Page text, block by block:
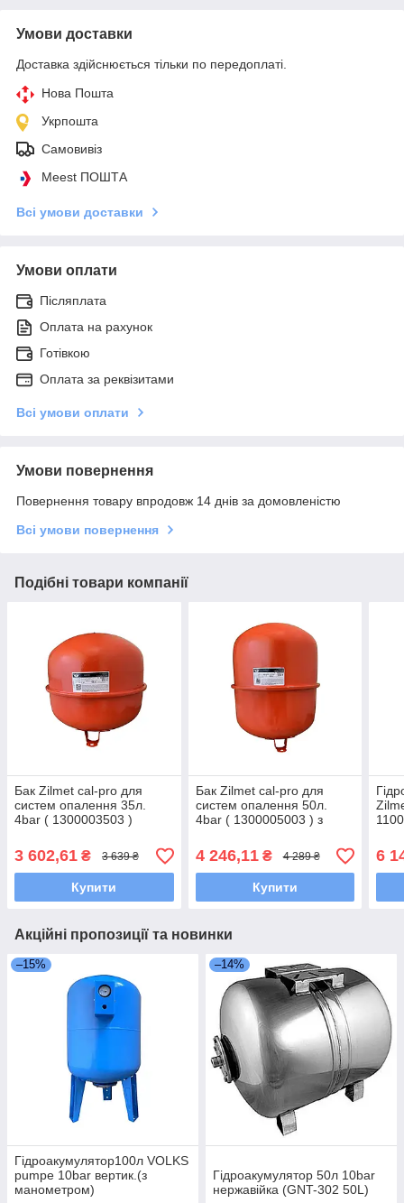
Умови доставки
Доставка здійснюється тільки по передоплаті.
Нова Пошта
Укрпошта
Самовивіз
Meest ПОШТА
Всі умови доставки
Умови оплати
Післяплата
Оплата на рахунок
Готівкою
Оплата за реквізитами
Всі умови оплати
Умови повернення
Повернення товару впродовж 14 днів за домовленістю
Всі умови повернення
Подібні товари компанії
Бак Zilmet cal-pro для
систем опалення 35л.
4bar ( 1300003503 )
3 602,61 ₴ 3 639 ₴
Купити
Бак Zilmet cal-pro для
систем опалення 50л.
4bar ( 1300005003 ) з
4 246,11₴ 4 289 ₴
Купити
6
Акційні пропозиції та новинки
–15%
Гідроакумулятор100л VOLKS
pumpe 10bar вертик.(з
манометром)
–14%
Гідроакумулятор 50л 10bar
нержавійка (GNT-302 50L)